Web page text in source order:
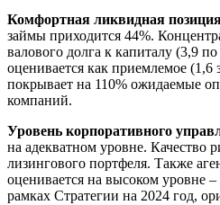
Комфортная ликвидная
займы приходится 44%.
валового долга к капиталу (3,9
оценивается как приемлемое
покрывает на 110% ожидаемые
компаний.
Уровень корпоративного
на адекватном уровне. Качество
лизингового портфеля. Также
оценивается на высоком уровне
рамках Стратегии на 2024 год,